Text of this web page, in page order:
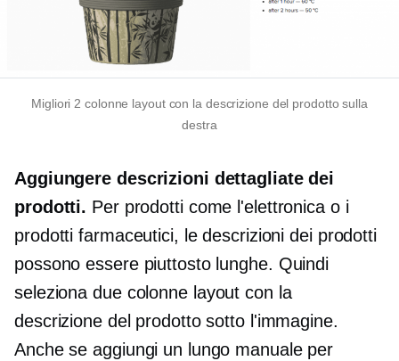
Migliori2 colonne layout con la descrizione del prodotto sulla
destra
Aggiungere descrizioni dettagliate dei
prodotti. Per prodotti come l'elettronica o i
prodotti farmaceutici, le descrizioni dei prodotti
possono essere piuttosto lunghe. Quindi
selezionadue colonnelayout con la
descrizione del prodotto sotto l'immagine.
Anche se aggiungi un lungo manuale per